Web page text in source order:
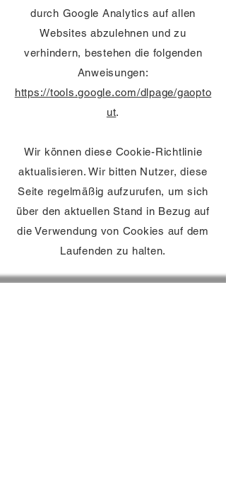
durch Google Analytics auf allen
Websites abzulehnen und zu
verhindern, bestehen die folgenden
Anweisungen:
https://tools.google.com/dlpage/gaopto
ut.
Wir können diese Cookie-Richtlinie
aktualisieren. Wir bitten Nutzer, diese
Seite regelmäßig aufzurufen, um sich
über den aktuellen Stand in Bezug auf
die Verwendung von Cookies auf dem
Laufenden zu halten.